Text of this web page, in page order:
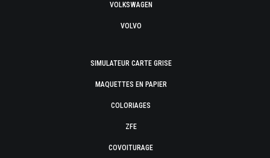
VOLKSWAGEN
VOLVO
SIMULATEUR CARTE GRISE
MAQUETTES EN PAPIER
COLORIAGES
ZFE
COVOITURAGE